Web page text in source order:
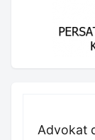
Advokat